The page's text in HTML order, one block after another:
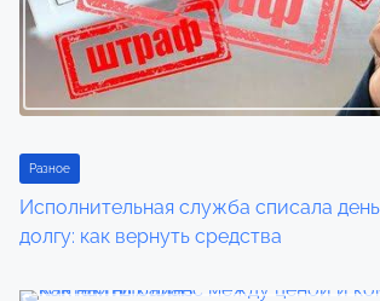
g
t
i
o
Разное
Исполнительная служба списала
долгу: как вернуть средства